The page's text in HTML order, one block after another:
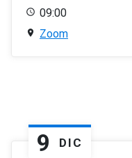
09:00
Zoom
9 DIC